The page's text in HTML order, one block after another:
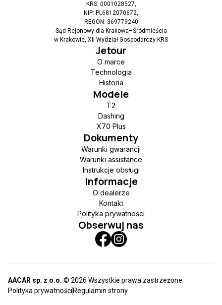
KRS: 0001028527,
NIP: PL6812070672,
REGON: 369779240
Sąd Rejonowy dla Krakowa–Śródmieścia
w Krakowie, XII Wydział Gospodarczy KRS
Jetour
O marce
Technologia
Historia
Modele
T2
Dashing
X70 Plus
Dokumenty
Warunki gwarancji
Warunki assistance
Instrukcje obsługi
Informacje
O dealerze
Kontakt
Polityka prywatności
Obserwuj nas
AACAR sp. z o.o. © 2026 Wszystkie prawa zastrzeżone.
Polityka prywatności Regulamin strony